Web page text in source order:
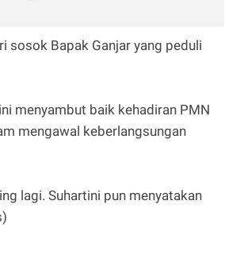
sosok Bapak Ganjar yang peduli
menyambut baik kehadiran PMN
mengawal keberlangsungan
lagi. Suhartini pun menyatakan